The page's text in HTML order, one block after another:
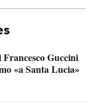
Guccini
«a Santa Lucia»